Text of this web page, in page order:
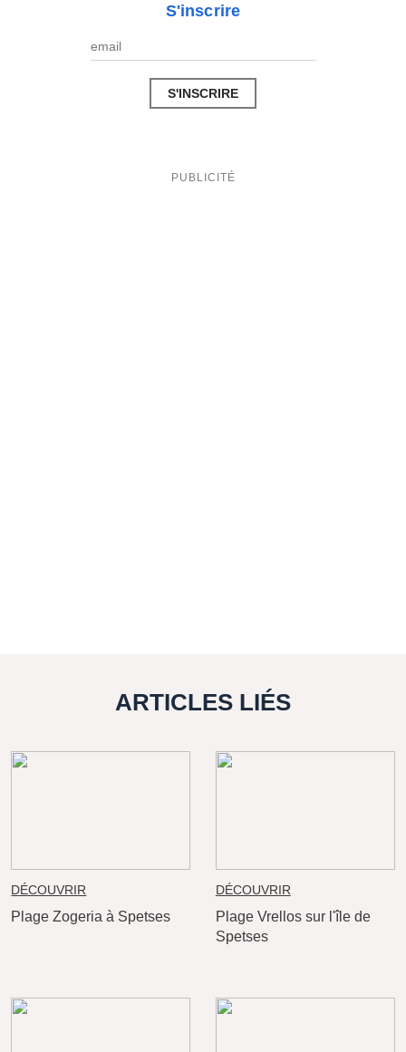
S'inscrire
ARTICLES LIÉS
DÉCOUVRIR
Plage Zogeria à Spetses
DÉCOUVRIR
Plage Vrellos sur l'île de
Spetses